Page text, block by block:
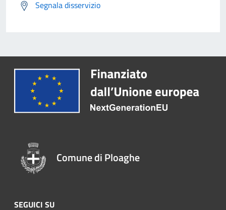
Segnala disservizio
Comune di Ploaghe
SEGUICI SU